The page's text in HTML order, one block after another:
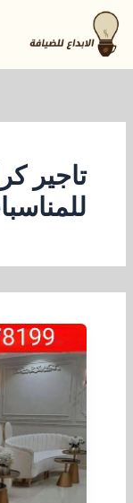
تخطي
إلى
المحتوى
تاجير